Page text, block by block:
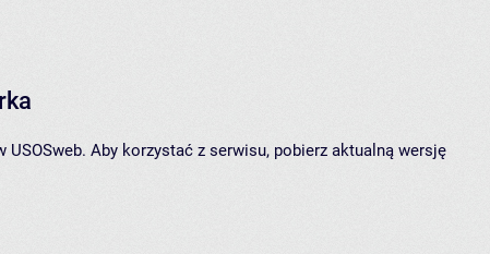
USOSweb. Aby korzystać z serwisu, pobierz aktualną wersję